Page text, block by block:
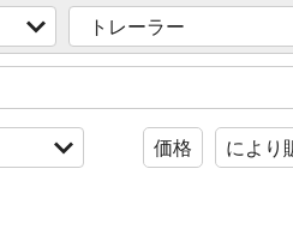
トレーラー
価格 により